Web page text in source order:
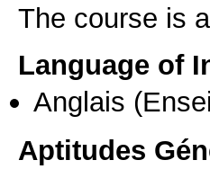
The course is
Language of
Anglais
Aptitudes